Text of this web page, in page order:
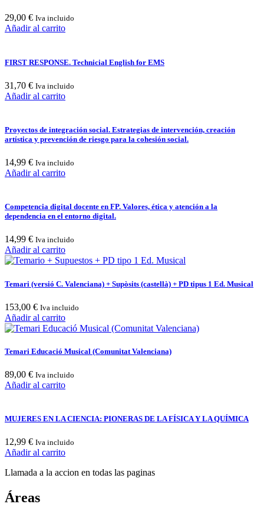
29,00 € Iva incluido
Añadir al carrito
FIRST RESPONSE. Technicial English for EMS
31,70 € Iva incluido
Añadir al carrito
Proyectos de integración social. Estrategias de intervención, creación
artística y prevención de riesgo para la cohesión social.
14,99 € Iva incluido
Añadir al carrito
Competencia digital docente en FP. Valores, ética y atención a la
dependencia en el entorno digital.
14,99 € Iva incluido
Añadir al carrito
Temari (versió C. Valenciana) + Supòsits (castellà) + PD tipus 1 Ed. Musical
153,00 € Iva incluido
Añadir al carrito
Temari Educació Musical (Comunitat Valenciana)
89,00 € Iva incluido
Añadir al carrito
MUJERES EN LA CIENCIA: PIONERAS DE LA FÍSICA Y LA QUÍMICA
12,99 € Iva incluido
Añadir al carrito
Llamada a la accion en todas las paginas
Áreas